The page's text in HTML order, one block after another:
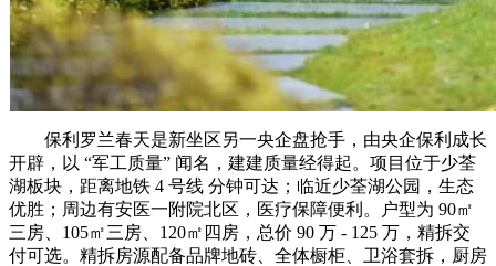
保利罗兰春天是新坐区另一央企盘抢手，由央企保利成长
开辟，以 “军工质量” 闻名，建建质量经得起。项目位于少荃
湖板块，距离地铁 4 号线 分钟可达；临近少荃湖公园，生态
优胜；周边有安医一附院北区，医疗保障便利。户型为 90㎡
三房、105㎡三房、120㎡四房，总价 90 万 - 125 万，精拆交
付可选。精拆房源配备品牌地砖、全体橱柜、卫浴套拆，厨房